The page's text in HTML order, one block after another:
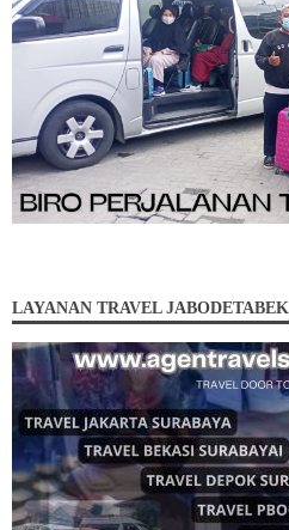
LAYANAN TRAVEL JABODETABEK